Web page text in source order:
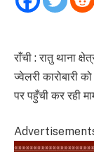
राँची : रातु थाना
ज्वेलरी कारोबारी
पर पहुँची कर रही